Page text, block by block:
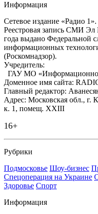
Информация
Сетевое издание «Радио 1».
Реестровая запись СМИ
года выдано Федеральной
информационных
(Роскомнадзор).
Учредитель:
ГАУ МО «Информационное
Доменное имя сайта:
Главный редактор:
Адрес: Московская обл., г.
к. 1, помещ. XXIII
16+
Рубрики
Подмосковье Шоу-бизнес
Спецоперация на Украине
Здоровье Спорт
Информация